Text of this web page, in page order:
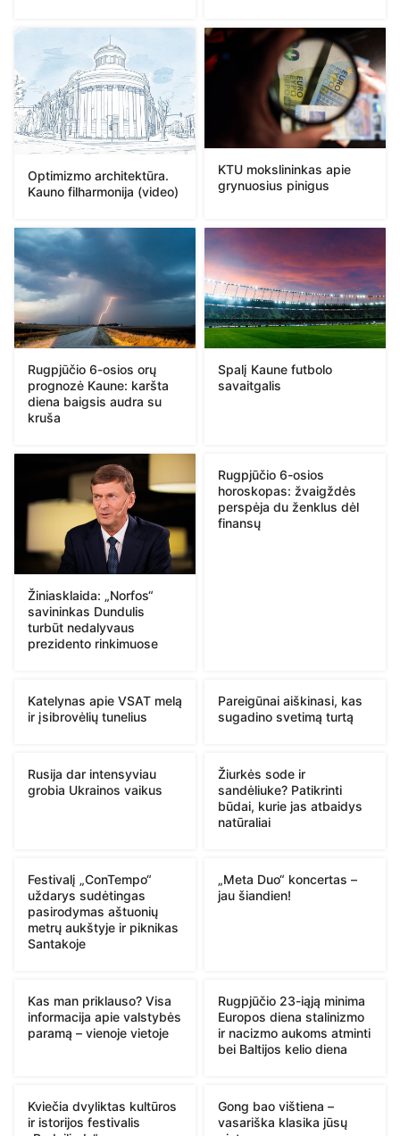
Optimizmo architektūra.
Kauno filharmonija (video)
KTU mokslininkas apie
grynuosius pinigus
Rugpjūčio 6-osios orų
prognozė Kaune: karšta
diena baigsis audra su
kruša
Spalį Kaune futbolo
savaitgalis
Žiniasklaida: „Norfos“
savininkas Dundulis
turbūt nedalyvaus
prezidento rinkimuose
Rugpjūčio 6-osios
horoskopas: žvaigždės
perspėja du ženklus dėl
finansų
Katelynas apie VSAT melą
ir įsibrovėlių tunelius
Pareigūnai aiškinasi, kas
sugadino svetimą turtą
Rusija dar intensyviau
grobia Ukrainos vaikus
Žiurkės sode ir
sandėliuke? Patikrinti
būdai, kurie jas atbaidys
natūraliai
Festivalį „ConTempo“
uždarys sudėtingas
pasirodymas aštuonių
metrų aukštyje ir piknikas
Santakoje
„Meta Duo“ koncertas –
jau šiandien!
Kas man priklauso? Visa
informacija apie valstybės
paramą – vienoje vietoje
Rugpjūčio 23-iąją minima
Europos diena stalinizmo
ir nacizmo aukoms atminti
bei Baltijos kelio diena
Kviečia dvyliktas kultūros
ir istorijos festivalis
Gong bao vištiena –
vasariška klasika jūsų